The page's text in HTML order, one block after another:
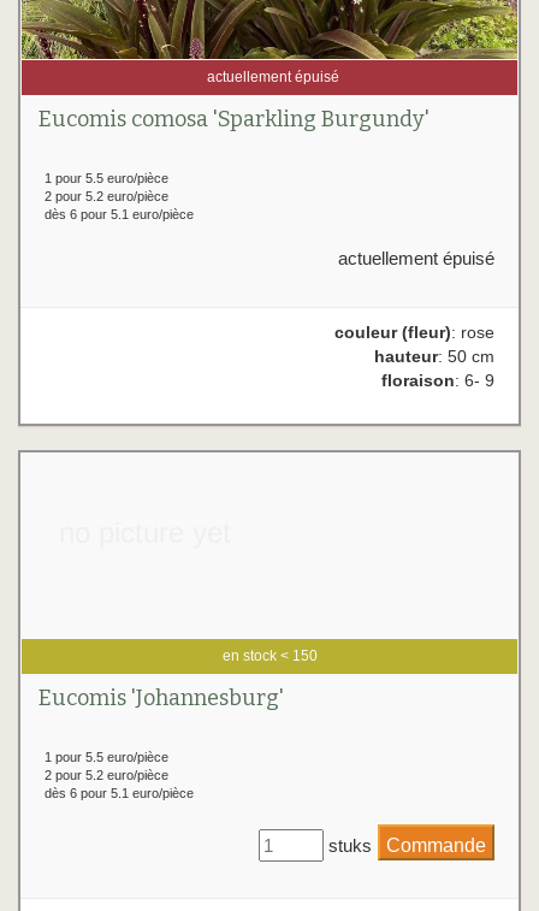
actuellement épuisé
Eucomis comosa 'Sparkling Burgundy'
1 pour 5.5 euro/pièce
2 pour 5.2 euro/pièce
dès 6 pour 5.1 euro/pièce
actuellement épuisé
couleur (fleur): rose
hauteur: 50 cm
floraison: 6- 9
en stock < 150
Eucomis 'Johannesburg'
1 pour 5.5 euro/pièce
2 pour 5.2 euro/pièce
dès 6 pour 5.1 euro/pièce
stuks